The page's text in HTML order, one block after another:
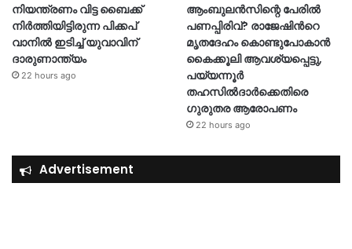
നിയന്ത്രണം വിട്ട ബൈക്ക്
നിർത്തിയിട്ടിരുന്ന പിക്കപ്
വാനിൽ ഇടിച്ച് യുവാവിന്
ദാരുണാന്ത്യം
22 hours ago
ആംബുലൻസിന്റെ പേരിൽ
പണപ്പിരിവ്? രാജേഷിന്‍റെ
മൃതദേഹം കൊണ്ടുപോകാൻ
കൈക്കൂലി ആവശ്യപ്പെട്ടു,
പയ്യന്നൂർ
തഹസിൽദാർക്കെതിരെ
ഗുരുതര ആരോപണം
22 hours ago
Advertisement